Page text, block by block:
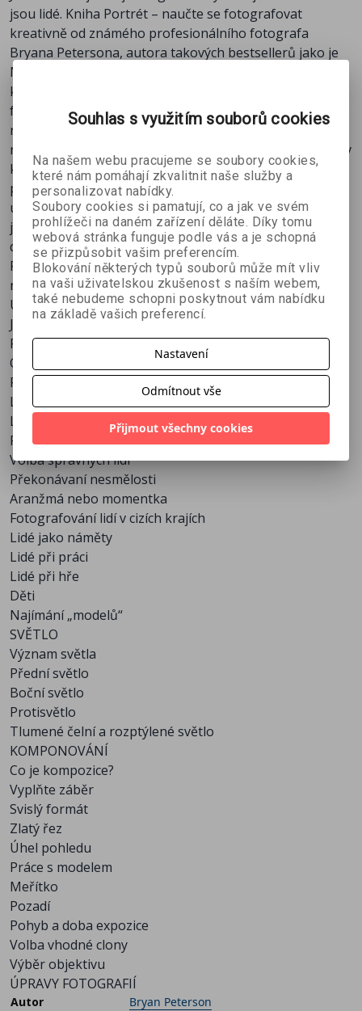
Zlatý řez
Úhel pohledu
Práce s modelem
Pohyb a doba expozice
Výběr objektivu
ÚPRAVY FOTOGRAFIÍ
jsou lidé. Kniha Portrét – naučte se fotografovat
kreativně od známého profesionálního fotografa
Bryana Petersona, autora takových bestsellerů jako je
Naučte se exponovat kreativně, Naučte se vidět
kreativně a další, Vám ukáže jak kreativně a s nápadem
fotografovat portéry, ať už svých blízkých, známých
nebo neznámých lidí. Autor Vám ve své knize ukáže
různé možnosti fotografování portrétu a zároveň Vám v
kostce poví důležité informace o psychologii,
pozorování, prostředí... Na vlastních snímcích Vás bude
učit kompozii, práci se světlem, vystihnutí myšlenky atd.,
jednoduše všechno, co je při fotografování portrétu
důležité.
Pokud chcete zdokonalit svoje fotografie a dodat jim
nové nápady, je tato kniha určitě vhodná právě pro Vás.
ÚVOD
JAK POROZUMĚT LIDEM
Psychologie v kostce
Oslovování lidí
Pozorování lidí
Lidé a jejich prostředí
Lidé a jejich oblečení
PRÁCE S LIDMI
Volba správných lidí
Překonávaní nesmělosti
Aranžmá nebo momentka
Fotografování lidí v cizích krajích
Lidé jako náměty
Lidé při práci
Lidé při hře
Děti
Najímání „modelů“
SVĚTLO
Význam světla
Přední světlo
Boční světlo
Protisvětlo
Tlumené čelní a rozptýlené světlo
KOMPONOVÁNÍ
Co je kompozice?
Vyplňte záběr
Svislý formát
Zlatý řez
Úhel pohledu
Práce s modelem
Meřítko
Pozadí
Pohyb a doba expozice
Volba vhodné clony
Výběr objektivu
ÚPRAVY FOTOGRAFIÍ
Autor
Bryan Peterson
Souhlas s využitím souborů cookies
Na našem webu pracujeme se soubory cookies,
které nám pomáhají zkvalitnit naše služby a
personalizovat nabídky.
Soubory cookies si pamatují, co a jak ve svém
prohlížeči na daném zařízení děláte. Díky tomu
webová stránka funguje podle vás a je schopná
se přizpůsobit vašim preferencím.
Blokování některých typů souborů může mít vliv
na vaši uživatelskou zkušenost s naším webem,
také nebudeme schopni poskytnout vám nabídku
na základě vašich preferencí.
Nastavení
Odmítnout vše
Přijmout všechny cookies